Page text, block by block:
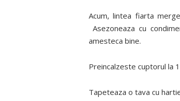
Acum, lintea fiarta
Asezoneaza cu
amesteca bine.
Preincalzeste cuptorul la
Tapeteaza o tava cu